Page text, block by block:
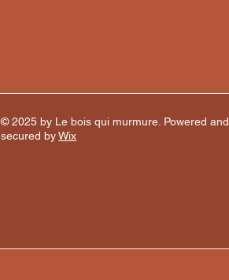
© 2025 by Le bois qui murmure. Powered and
secured byWix